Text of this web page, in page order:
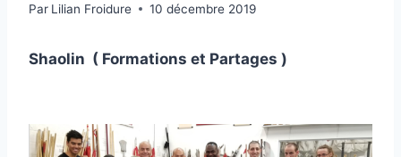
Par Lilian Froidure 10 décembre 2019
Shaolin ( Formations et Partages )